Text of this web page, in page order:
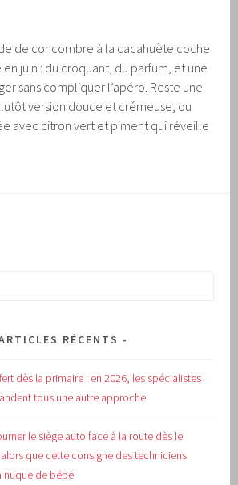
de concombre à la cacahuète coche
en juin : du croquant, du parfum, et une
sans compliquer l’apéro. Reste une
version douce et crémeuse, ou
avec citron vert et piment qui réveille
RÉCENTS
dès la primaire : en 2026, les spécialistes
tous une autre approche
le siège auto face à la route dès le
que cette consigne des techniciens
nuque de bébé